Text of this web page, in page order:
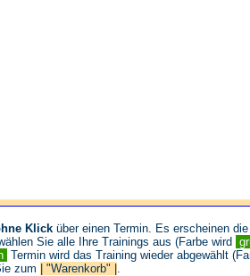
Klick über einen Termin. Es erscheinen
Sie alle Ihre Trainings aus (Farbe wird
Termin wird das Training wieder abgewählt
zum
| "Warenkorb" | .